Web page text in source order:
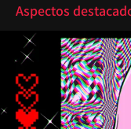
Aspectos